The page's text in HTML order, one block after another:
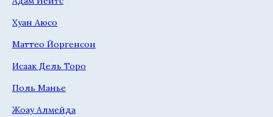
Хуан Аюсо
Маттео Йоргенсон
Исаак Дель Торо
Поль Манье
Жоау Алмейда